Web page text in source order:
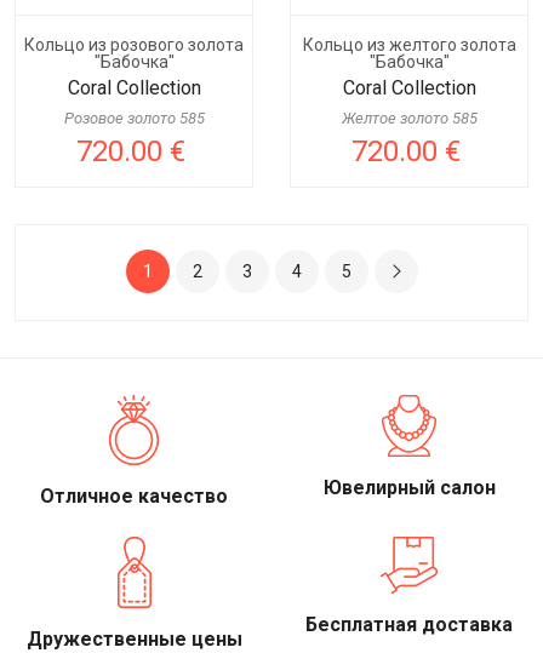
Кольцо из розового золота
"Бабочка"
Coral Collection
Розовое золото 585
720.00 €
Кольцо из желтого золота
"Бабочка"
Coral Collection
Желтое золото 585
720.00 €
1 2 3 4 5
Отличное качество Ювелирный салон
Дружественные цены
Бесплатная доставка